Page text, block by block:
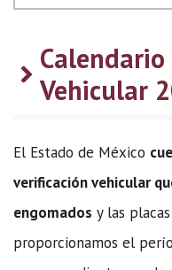
Calendario
Vehicular
El Estado de México
verificación vehicular
engomados y las
proporcionamos el